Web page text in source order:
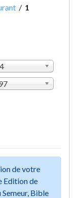
/ 1
4
de votre
Edition de
Bible